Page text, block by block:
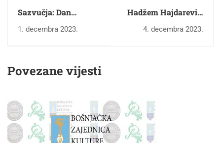
Sazvučja: Dan
državnosti BiH
1. decembra 2023.
Hadžem Hajdarević:
18. 7. 1956. – 4. 12.
4. decembra 2023.
Povezane vijesti